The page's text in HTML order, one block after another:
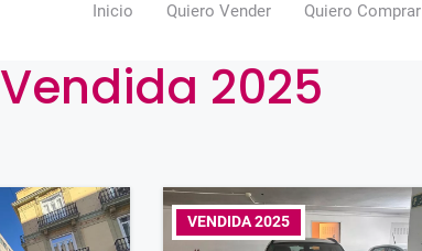
Inicio Quiero Vender Quiero Comprar
Vendida 2025
VENDIDA 2025